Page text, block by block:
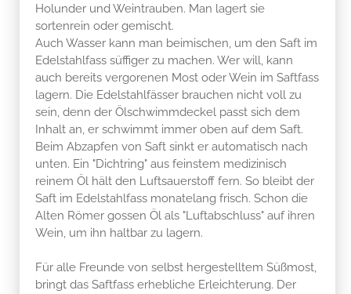
Holunder und Weintrauben. Man lagert sie
sortenrein oder gemischt.
Auch Wasser kann man beimischen, um den Saft im
Edelstahlfass süffiger zu machen. Wer will, kann
auch bereits vergorenen Most oder Wein im Saftfass
lagern. Die Edelstahlfässer brauchen nicht voll zu
sein, denn der Ölschwimmdeckel passt sich dem
Inhalt an, er schwimmt immer oben auf dem Saft.
Beim Abzapfen von Saft sinkt er automatisch nach
unten. Ein "Dichtring" aus feinstem medizinisch
reinem Öl hält den Luftsauerstoff fern. So bleibt der
Saft im Edelstahlfass monatelang frisch. Schon die
Alten Römer gossen Öl als "Luftabschluss" auf ihren
Wein, um ihn haltbar zu lagern.
Für alle Freunde von selbst hergestelltem Süßmost,
bringt das Saftfass erhebliche Erleichterung. Der